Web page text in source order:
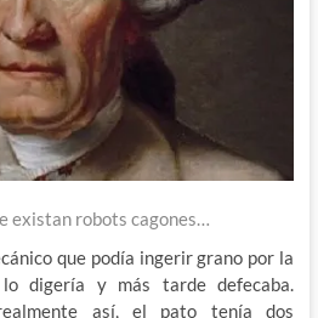
existan robots cagones…
que podía ingerir grano por la
digería y más tarde defecaba.
así, el pato tenía dos